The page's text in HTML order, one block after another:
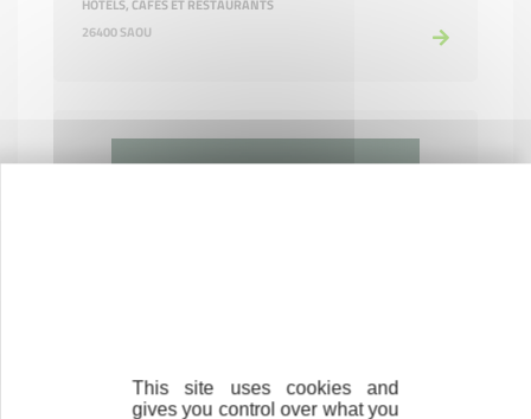
HÔTELS, CAFÉS ET RESTAURANTS
26400 SAOU
26250 LIVRON-SUR-DRÔME
This site uses cookies and
gives you control over what you